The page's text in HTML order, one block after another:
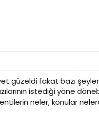
güzeldi fakat bazı
istediği yöne
neler, konular